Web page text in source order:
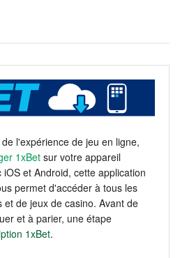
l'expérience de jeu en ligne,
1xBet sur votre appareil
et Android, cette application
permet d'accéder à tous les
de jeux de casino. Avant de
et à parier, une étape
1xBet.